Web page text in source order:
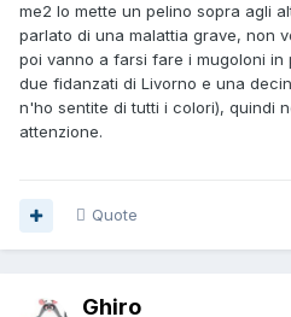
me2 lo mette un pelino sopra agli
parlato di una malattia grave, non
poi vanno a farsi fare i mugoloni
due fidanzati di Livorno e una
n'ho sentite di tutti i colori), quindi
attenzione.
Quote
Ghiro